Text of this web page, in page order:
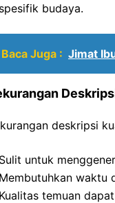
spesifik budaya.
Baca Juga : Jimat
deskripsi
Sulit untuk
Membutuhkan waktu
Kualitas temuan